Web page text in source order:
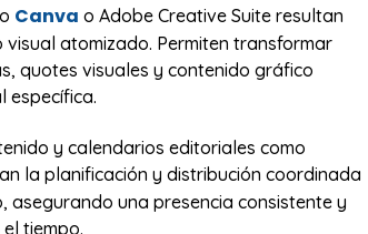
Canva o Adobe Creative Suite resultan
atomizado. Permiten transformar
quotes visuales y contenido gráfico
específica.
y calendarios editoriales como
la planificación y distribución coordinada
una presencia consistente y
tiempo.